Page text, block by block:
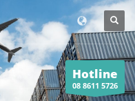
Hotline
08 8611 5726